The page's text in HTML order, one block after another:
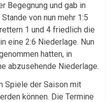
Begegnung und gab in
von nun mehr 1:5
1 und 4 friedlich die
eine 2:6 Niederlage. Nun
hatten, in
abzusehende Niederlage.
Spiele der Saison mit
können. Die Termine